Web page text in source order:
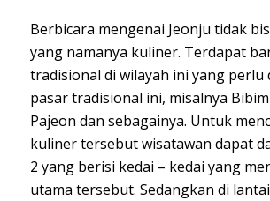
Berbicara mengenai Jeonju tidak
yang namanya kuliner. Terdapat
tradisional di wilayah ini yang perlu
pasar tradisional ini, misalnya
Pajeon dan sebagainya. Untuk
kuliner tersebut wisatawan dapat
2 yang berisi kedai – kedai yang
utama tersebut. Sedangkan di